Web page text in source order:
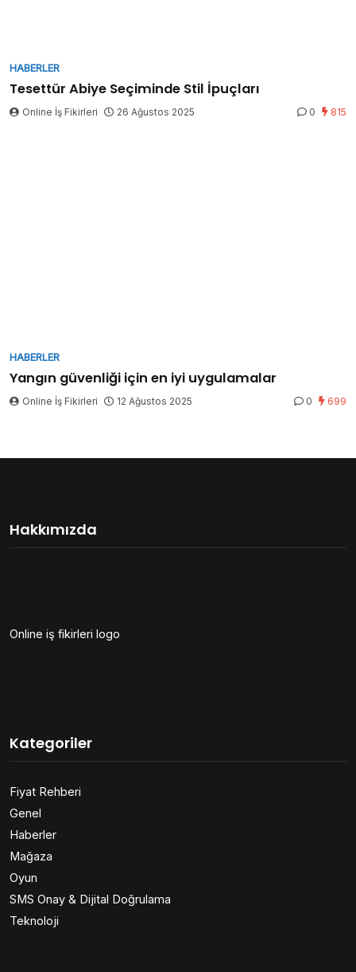
HABERLER
Tesettür Abiye Seçiminde Stil İpuçları
Online İş Fikirleri 26 Ağustos 2025 0 815
HABERLER
Yangın güvenliği için en iyi uygulamalar
Online İş Fikirleri 12 Ağustos 2025 0 699
Hakkımızda
Online iş fikirleri logo
Kategoriler
Fiyat Rehberi
Genel
Haberler
Mağaza
Oyun
SMS Onay & Dijital Doğrulama
Teknoloji